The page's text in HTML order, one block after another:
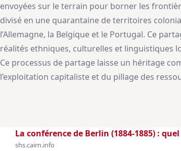
envoyées sur le terrain pour borner les
divisé en une quarantaine de territoires
l’Allemagne, la Belgique et le Portugal. Ce
réalités ethniques, culturelles et linguistiques
Ce processus de partage laisse un héritage
l’exploitation capitaliste et du pillage des
La conférence de Berlin (1884-1885) :
shs.cairn.info